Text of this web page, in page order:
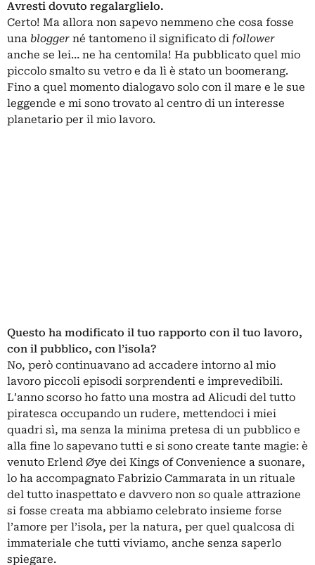
Avresti dovuto regalarglielo.
Certo! Ma allora non sapevo nemmeno che cosa fosse
una blogger né tantomeno il significato di follower
anche se lei… ne ha centomila! Ha pubblicato quel mio
piccolo smalto su vetro e da lì è stato un boomerang.
Fino a quel momento dialogavo solo con il mare e le sue
leggende e mi sono trovato al centro di un interesse
planetario per il mio lavoro.
Questo ha modificato il tuo rapporto con il tuo lavoro,
con il pubblico, con l’isola?
No, però continuavano ad accadere intorno al mio
lavoro piccoli episodi sorprendenti e imprevedibili.
L’anno scorso ho fatto una mostra ad Alicudi del tutto
piratesca occupando un rudere, mettendoci i miei
quadri sì, ma senza la minima pretesa di un pubblico e
alla fine lo sapevano tutti e si sono create tante magie: è
venuto Erlend Øye dei Kings of Convenience a suonare,
lo ha accompagnato Fabrizio Cammarata in un rituale
del tutto inaspettato e davvero non so quale attrazione
si fosse creata ma abbiamo celebrato insieme forse
l’amore per l’isola, per la natura, per quel qualcosa di
immateriale che tutti viviamo, anche senza saperlo
spiegare.